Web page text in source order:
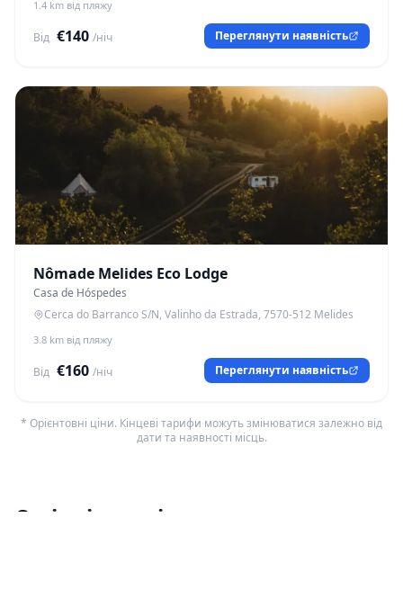
1.4 km від пляжу
Від €140 /ніч Переглянути наявність
Nômade Melides Eco Lodge
Casa de Hóspedes
Cerca do Barranco S/N, Valinho da Estrada, 7570-512 Melides
3.8 km від пляжу
Від €160 /ніч Переглянути наявність
* Орієнтовні ціни. Кінцеві тарифи можуть змінюватися залежно від
дати та наявності місць.
Сусідні пляжі